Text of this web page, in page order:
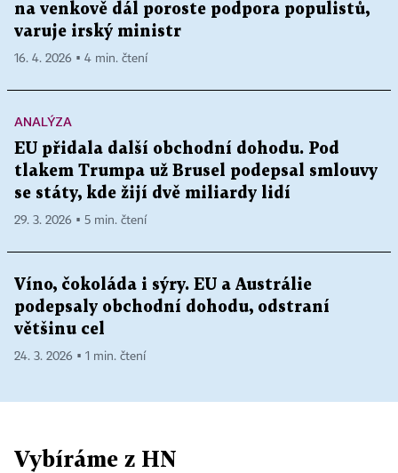
na venkově dál poroste podpora populistů,
varuje irský ministr
16. 4. 2026 ▪ 4 min. čtení
ANALÝZA
EU přidala další obchodní dohodu. Pod
tlakem Trumpa už Brusel podepsal smlouvy
se státy, kde žijí dvě miliardy lidí
29. 3. 2026 ▪ 5 min. čtení
Víno, čokoláda i sýry. EU a Austrálie
podepsaly obchodní dohodu, odstraní
většinu cel
24. 3. 2026 ▪ 1 min. čtení
Vybíráme z HN